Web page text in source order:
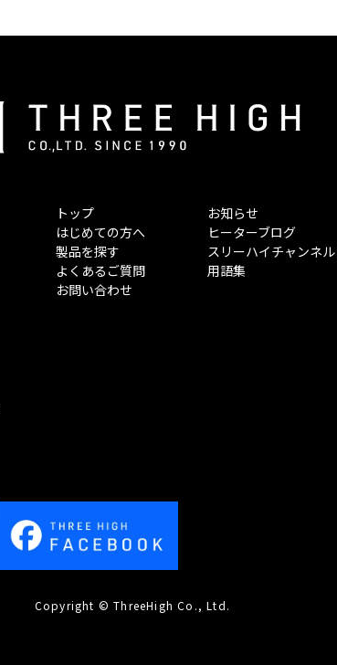
トップ
はじめての方へ
製品を探す
よくあるご質問
お問い合わせ
お知らせ
ヒーターブログ
スリーハイチャンネル
用語集
Copyright © ThreeHigh Co., Ltd.